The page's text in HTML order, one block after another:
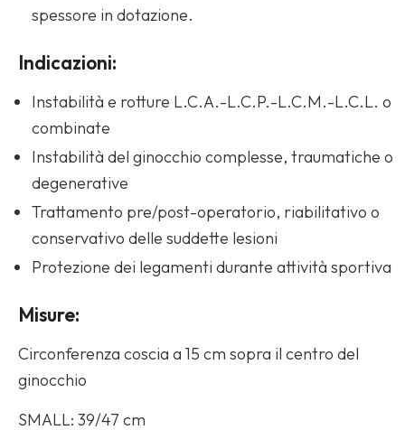
spessore in dotazione.
Indicazioni:
Instabilità e rotture L.C.A.-L.C.P.-L.C.M.-L.C.L. o
combinate
Instabilità del ginocchio complesse, traumatiche o
degenerative
Trattamento pre/post-operatorio, riabilitativo o
conservativo delle suddette lesioni
Protezione dei legamenti durante attività sportiva
Misure:
Circonferenza coscia a 15 cm sopra il centro del
ginocchio
SMALL: 39/47 cm